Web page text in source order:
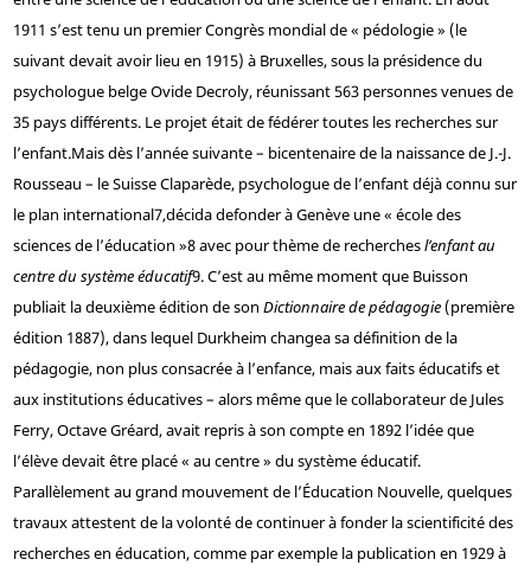
1911 s’est tenu un premier Congrès mondial de « pédologie » (le
suivant devait avoir lieu en 1915) à Bruxelles, sous la présidence du
psychologue belge Ovide Decroly, réunissant 563 personnes venues de
35 pays différents. Le projet était de fédérer toutes les recherches sur
l’enfant.Mais dès l’année suivante – bicentenaire de la naissance de J.-J.
Rousseau – le Suisse Claparède, psychologue de l’enfant déjà connu sur
le plan international7,décida defonder à Genève une « école des
sciences de l’éducation »8avec pour thème de recherchesl’enfant au
centre du système éducatif9. C’est au même moment que Buisson
publiait la deuxième édition de son Dictionnaire de pédagogie(première
édition 1887), dans lequel Durkheim changea sa définition de la
pédagogie, non plus consacrée à l’enfance, mais aux faits éducatifs et
aux institutions éducatives – alors même que le collaborateur de Jules
Ferry, Octave Gréard, avait repris à son compte en 1892 l’idée que
l’élève devait être placé « au centre » du système éducatif.
Parallèlement au grand mouvement de l’Éducation Nouvelle, quelques
travaux attestent de la volonté de continuer à fonder la scientificité des
recherches en éducation, comme par exemple la publication en 1929 à